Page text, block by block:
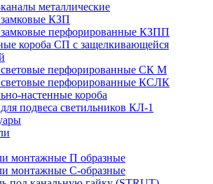
металлические
КЗП
перфорированные КЗПП
короба СП с защелкивающейся
перфорированные СК М
перфорированные КСЛК
настенные короба
подвеса светильников КЛ-1
монтажные П образные
монтажные C-образные